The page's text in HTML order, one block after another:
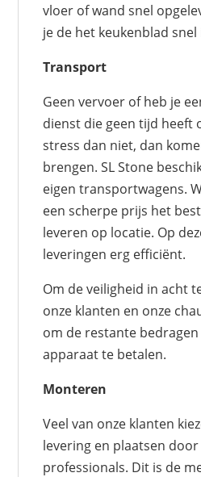
vloer of wand snel
je de het keukenblad
Transport
Geen vervoer of heb je
dienst die geen tijd heeft
stress dan niet, dan
brengen. SL Stone
eigen transportwagens.
een scherpe prijs het
leveren op locatie. Op
leveringen erg efficiënt.
Om de veiligheid in acht
onze klanten en onze
om de restante
apparaat te betalen.
Monteren
Veel van onze klanten
levering en plaatsen door
professionals. Dit is de